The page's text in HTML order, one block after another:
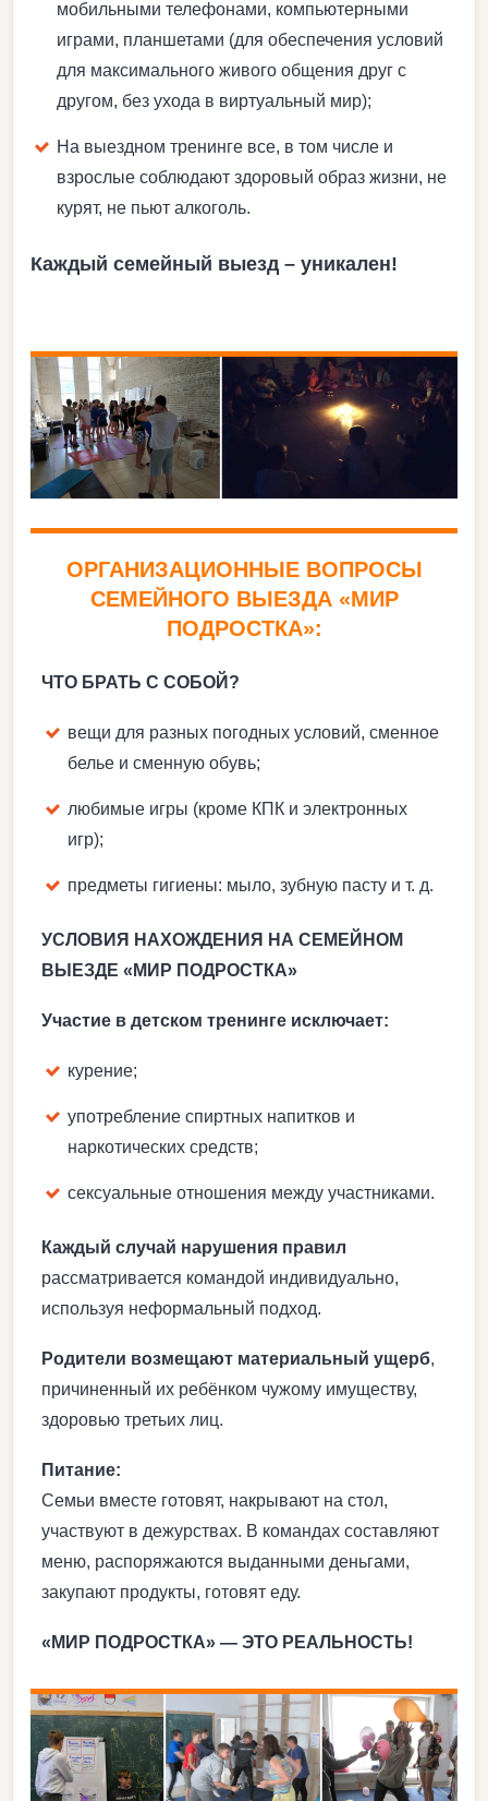
мобильными телефонами, компьютерными
играми, планшетами (для обеспечения условий
для максимального живого общения друг с
другом, без ухода в виртуальный мир);
На выездном тренинге все, в том числе и
взрослые соблюдают здоровый образ жизни, не
курят, не пьют алкоголь.
Каждый семейный выезд – уникален!
ОРГАНИЗАЦИОННЫЕ ВОПРОСЫ
СЕМЕЙНОГО ВЫЕЗДА «МИР
ПОДРОСТКА»:
ЧТО БРАТЬ С СОБОЙ?
вещи для разных погодных условий, сменное
белье и сменную обувь;
любимые игры (кроме КПК и электронных
игр);
предметы гигиены: мыло, зубную пасту и т. д.
УСЛОВИЯ НАХОЖДЕНИЯ НА СЕМЕЙНОМ
ВЫЕЗДЕ «МИР ПОДРОСТКА»
Участие в детском тренинге исключает:
курение;
употребление спиртных напитков и
наркотических средств;
сексуальные отношения между участниками.
Каждый случай нарушения правил
рассматривается командой индивидуально,
используя неформальный подход.
Родители возмещают материальный ущерб,
причиненный их ребёнком чужому имуществу,
здоровью третьих лиц.
Питание:
Семьи вместе готовят, накрывают на стол,
участвуют в дежурствах. В командах составляют
меню, распоряжаются выданными деньгами,
закупают продукты, готовят еду.
«МИР ПОДРОСТКА» — ЭТО РЕАЛЬНОСТЬ!